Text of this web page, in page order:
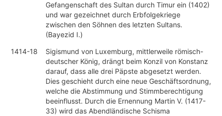
Gefangenschaft des Sultan durch Timur ein (1402)
und war gezeichnet durch Erbfolgekriege
zwischen den Söhnen des letzten Sultans.
(Bayezid I.)
1414-18
Sigismund von Luxemburg, mittlerweile römisch-
deutscher König, drängt beim Konzil von Konstanz
darauf, dass alle drei Päpste abgesetzt werden.
Dies geschieht durch eine neue Geschäftsordnung,
welche die Abstimmung und Stimmberechtigung
beeinflusst. Durch die Ernennung Martin V. (1417-
33) wird das Abendländische Schisma